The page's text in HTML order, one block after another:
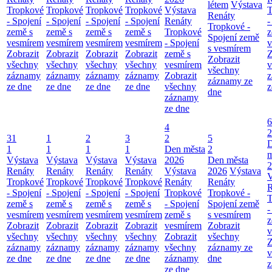
Tropkové
- Spojení
země s
vesmírem
Zobrazit
všechny
záznamy
ze dne
Tropkové
- Spojení
země s
vesmírem
Zobrazit
všechny
záznamy
ze dne
Tropkové
- Spojení
země s
vesmírem
Zobrazit
všechny
záznamy
ze dne
Tropkové
- Spojení
země s
vesmírem
Zobrazit
všechny
záznamy
ze dne
Výstava
Renáty
Tropkové
- Spojení
země s
vesmírem
Zobrazit
všechny
záznamy
ze dne
létem Výstava
Renáty
Tropkové -
Spojení země
s vesmírem
Zobrazit
všechny
záznamy ze
dne
-
31
1
Výstava
Renáty
Tropkové
- Spojení
země s
vesmírem
Zobrazit
všechny
záznamy
ze dne
1
1
Výstava
Renáty
Tropkové
- Spojení
země s
vesmírem
Zobrazit
všechny
záznamy
ze dne
2
1
Výstava
Renáty
Tropkové
- Spojení
země s
vesmírem
Zobrazit
všechny
záznamy
ze dne
3
1
Výstava
Renáty
Tropkové
- Spojení
země s
vesmírem
Zobrazit
všechny
záznamy
ze dne
4
2
Den města
2026
Výstava
Renáty
Tropkové
- Spojení
země s
vesmírem
Zobrazit
všechny
záznamy
ze dne
5
2
Den města
2026 Výstava
Renáty
Tropkové -
Spojení země
s vesmírem
Zobrazit
všechny
záznamy ze
dne
6
2
-